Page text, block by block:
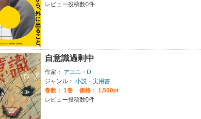
レビュー投稿数0件
自意識過剰中
作家：
アユニ・D
ジャンル： 小説・実用書
巻数： 1巻
価格： 1,500pt
レビュー投稿数0件